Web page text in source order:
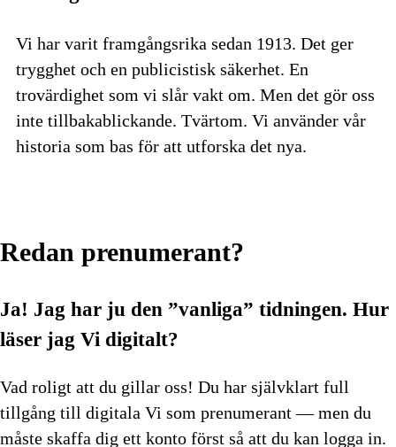
Vi har varit framgångsrika sedan 1913. Det ger
trygghet och en publicistisk säkerhet. En
trovärdighet som vi slår vakt om. Men det gör oss
inte tillbakablickande. Tvärtom. Vi använder vår
historia som bas för att utforska det nya.
Redan prenumerant?
Ja! Jag har ju den ”vanliga” tidningen. Hur
läser jag Vi digitalt?
Vad roligt att du gillar oss! Du har självklart full
tillgång till digitala Vi som prenumerant — men du
måste skaffa dig ett konto först så att du kan logga in.